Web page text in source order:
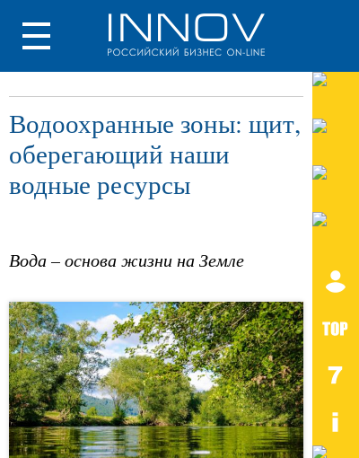
Водоохранные зоны: щит,
оберегающий наши
водные ресурсы
Вода – основа жизни на Земле